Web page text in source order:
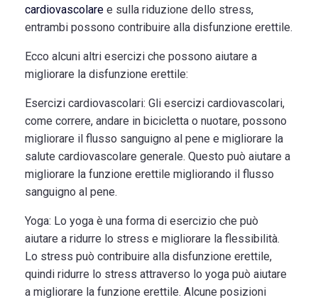
cardiovascolaree sulla riduzione dello stress,
entrambi possono contribuire alla disfunzione erettile.
Ecco alcuni altri esercizi che possono aiutare a
migliorare la disfunzione erettile:
Esercizi cardiovascolari: Gli esercizi cardiovascolari,
come correre, andare in bicicletta o nuotare, possono
migliorare il flusso sanguigno al pene e migliorare la
salute cardiovascolare generale. Questo può aiutare a
migliorare la funzione erettile migliorando il flusso
sanguigno al pene.
Yoga: Lo yoga è una forma di esercizio che può
aiutare a ridurre lo stress e migliorare la flessibilità.
Lo stress può contribuire alla disfunzione erettile,
quindi ridurre lo stress attraverso lo yoga può aiutare
a migliorare la funzione erettile. Alcune posizioni